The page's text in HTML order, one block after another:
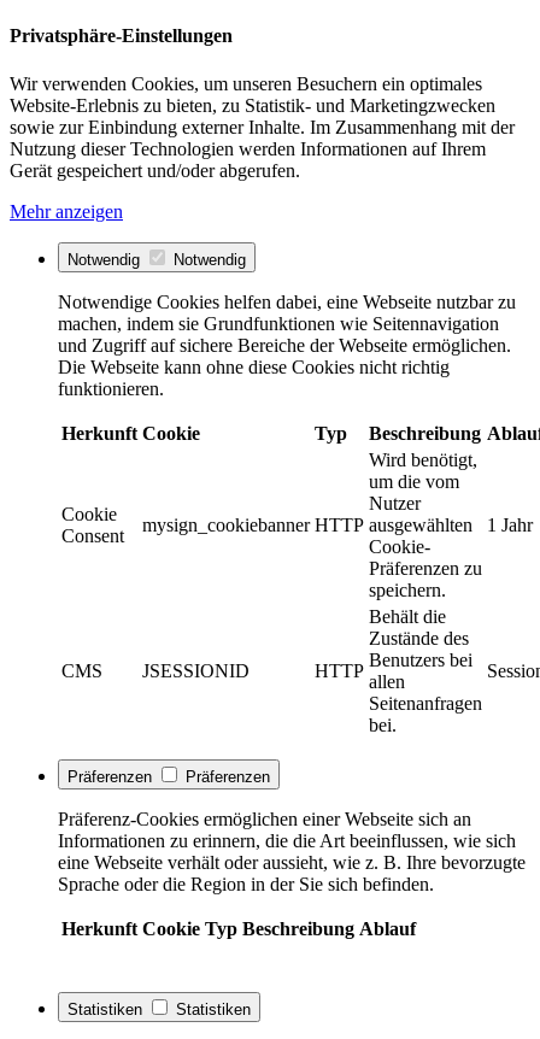
Privatsphäre-Einstellungen
Wir verwenden Cookies, um unseren Besuchern ein optimales
Website-Erlebnis zu bieten, zu Statistik- und Marketingzwecken
sowie zur Einbindung externer Inhalte. Im Zusammenhang mit der
Nutzung dieser Technologien werden Informationen auf Ihrem
Gerät gespeichert und/oder abgerufen.
Mehr anzeigen
Notwendig Notwendig
Notwendige Cookies helfen dabei, eine Webseite nutzbar zu
machen, indem sie Grundfunktionen wie Seitennavigation
und Zugriff auf sichere Bereiche der Webseite ermöglichen.
Die Webseite kann ohne diese Cookies nicht richtig
funktionieren.
Herkunft Cookie Typ Beschreibung
Cookie
Consent
mysign_cookiebanner HTTP
Wird benötigt,
um die vom
Nutzer
ausgewählten
Cookie-
Präferenzen zu
speichern.
1 Jahr
CMS JSESSIONID HTTP
Behält die
Zustände des
Benutzers bei
allen
Seitenanfragen
bei.
Präferenzen Präferenzen
Präferenz-Cookies ermöglichen einer Webseite sich an
Informationen zu erinnern, die die Art beeinflussen, wie sich
eine Webseite verhält oder aussieht, wie z. B. Ihre bevorzugte
Sprache oder die Region in der Sie sich befinden.
Herkunft Cookie Typ Beschreibung Ablauf
Statistiken Statistiken